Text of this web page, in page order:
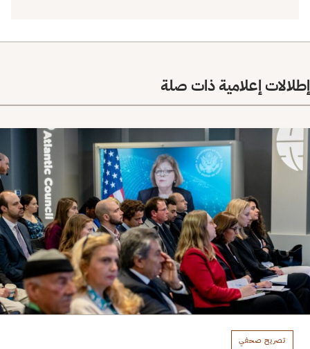
إطلالات إعلامية ذات صلة
تصريح صحفي